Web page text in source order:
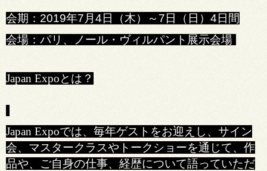
会期：2019年7月4日（木）～7日（日）4日間
会場：パリ、ノール・ヴィルパント展示会場
Japan Expoとは？
Japan Expoでは、毎年ゲストをお迎えし、サイン
会、マスタークラスやトークショーを通じて、作
品や、ご自身の仕事、経歴について語っていただ